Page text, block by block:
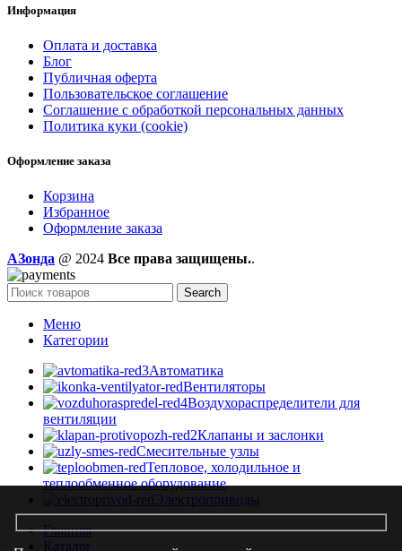
Информация
Оплата и доставка
Блог
Публичная оферта
Пользовательское соглашение
Соглашение с обработкой персональных данных
Политика куки (cookie)
Оформление заказа
Корзина
Избранное
Оформление заказа
AЗонда @ 2024 Все права защищены..
Search
Меню
Категории
Автоматика
Вентиляторы
Воздухораспределители для
вентиляции
Клапаны и заслонки
Смесительные узлы
Тепловое, холодильное и
теплообменное оборудование
Электроприводы
Главная
Каталог